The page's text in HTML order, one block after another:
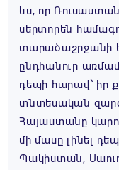
ևս, որ
սերտորեն
տարածաշրջանի
ընդհանուր
դեպի հարավ՝ իր
տնտեսական
Հայաստանը
մի մասը լինել
Պակիստան,